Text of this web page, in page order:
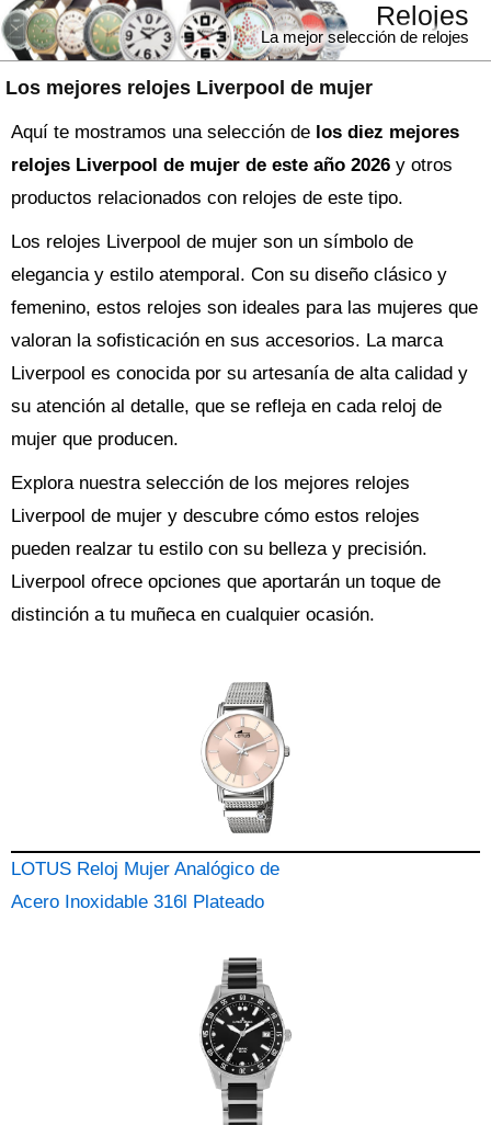
Los mejores relojes Liverpool de mujer
Relojes
La mejor selección de relojes
Aquí te mostramos una selección de los diez mejores
relojes Liverpool de mujer de este año 2026 y otros
productos relacionados con relojes de este tipo.
Los relojes Liverpool de mujer son un símbolo de
elegancia y estilo atemporal. Con su diseño clásico y
femenino, estos relojes son ideales para las mujeres que
valoran la sofisticación en sus accesorios. La marca
Liverpool es conocida por su artesanía de alta calidad y
su atención al detalle, que se refleja en cada reloj de
mujer que producen.
Explora nuestra selección de los mejores relojes
Liverpool de mujer y descubre cómo estos relojes
pueden realzar tu estilo con su belleza y precisión.
Liverpool ofrece opciones que aportarán un toque de
distinción a tu muñeca en cualquier ocasión.
LOTUS Reloj Mujer Analógico de
Acero Inoxidable 316l Plateado